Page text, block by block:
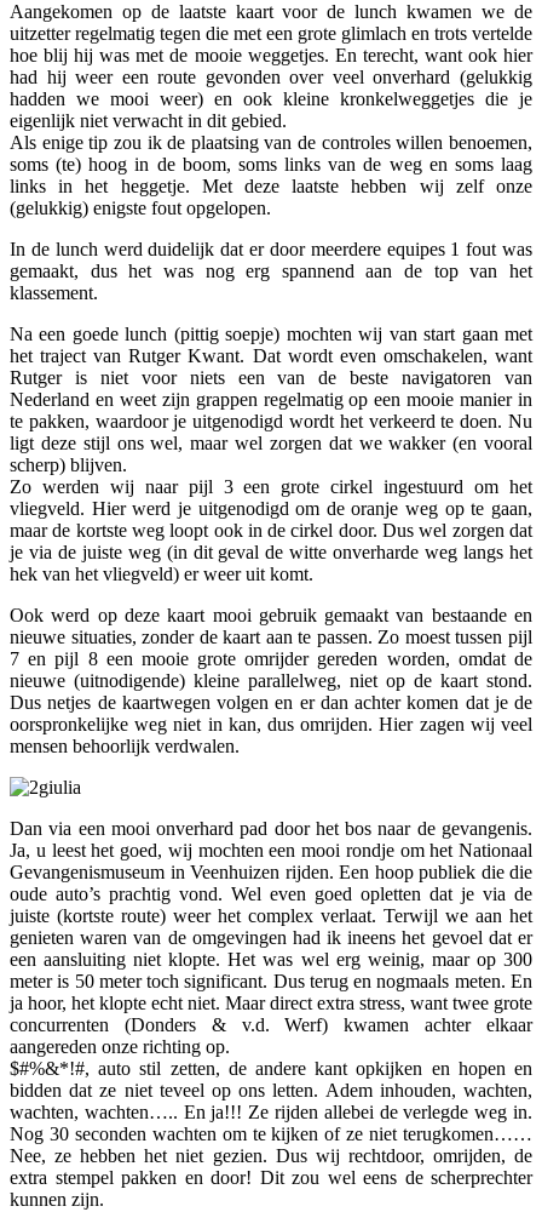
Aangekomen op de laatste kaart voor de lunch kwamen we de
uitzetter regelmatig tegen die met een grote glimlach en trots vertelde
hoe blij hij was met de mooie weggetjes. En terecht, want ook hier
had hij weer een route gevonden over veel onverhard (gelukkig
hadden we mooi weer) en ook kleine kronkelweggetjes die je
eigenlijk niet verwacht in dit gebied.
Als enige tip zou ik de plaatsing van de controles willen benoemen,
soms (te) hoog in de boom, soms links van de weg en soms laag
links in het heggetje. Met deze laatste hebben wij zelf onze
(gelukkig) enigste fout opgelopen.
In de lunch werd duidelijk dat er door meerdere equipes 1 fout was
gemaakt, dus het was nog erg spannend aan de top van het
klassement.
Na een goede lunch (pittig soepje) mochten wij van start gaan met
het traject van Rutger Kwant. Dat wordt even omschakelen, want
Rutger is niet voor niets een van de beste navigatoren van
Nederland en weet zijn grappen regelmatig op een mooie manier in
te pakken, waardoor je uitgenodigd wordt het verkeerd te doen. Nu
ligt deze stijl ons wel, maar wel zorgen dat we wakker (en vooral
scherp) blijven.
Zo werden wij naar pijl 3 een grote cirkel ingestuurd om het
vliegveld. Hier werd je uitgenodigd om de oranje weg op te gaan,
maar de kortste weg loopt ook in de cirkel door. Dus wel zorgen dat
je via de juiste weg (in dit geval de witte onverharde weg langs het
hek van het vliegveld) er weer uit komt.
Ook werd op deze kaart mooi gebruik gemaakt van bestaande en
nieuwe situaties, zonder de kaart aan te passen. Zo moest tussen pijl
7 en pijl 8 een mooie grote omrijder gereden worden, omdat de
nieuwe (uitnodigende) kleine parallelweg, niet op de kaart stond.
Dus netjes de kaartwegen volgen en er dan achter komen dat je de
oorspronkelijke weg niet in kan, dus omrijden. Hier zagen wij veel
mensen behoorlijk verdwalen.
Dan via een mooi onverhard pad door het bos naar de gevangenis.
Ja, u leest het goed, wij mochten een mooi rondje om het Nationaal
Gevangenismuseum in Veenhuizen rijden. Een hoop publiek die die
oude auto’s prachtig vond. Wel even goed opletten dat je via de
juiste (kortste route) weer het complex verlaat. Terwijl we aan het
genieten waren van de omgevingen had ik ineens het gevoel dat er
een aansluiting niet klopte. Het was wel erg weinig, maar op 300
meter is 50 meter toch significant. Dus terug en nogmaals meten. En
ja hoor, het klopte echt niet. Maar direct extra stress, want twee grote
concurrenten (Donders & v.d. Werf) kwamen achter elkaar
aangereden onze richting op.
$#%&*!#, auto stil zetten, de andere kant opkijken en hopen en
bidden dat ze niet teveel op ons letten. Adem inhouden, wachten,
wachten, wachten….. En ja!!! Ze rijden allebei de verlegde weg in.
Nog 30 seconden wachten om te kijken of ze niet terugkomen……
Nee, ze hebben het niet gezien. Dus wij rechtdoor, omrijden, de
extra stempel pakken en door! Dit zou wel eens de scherprechter
kunnen zijn.